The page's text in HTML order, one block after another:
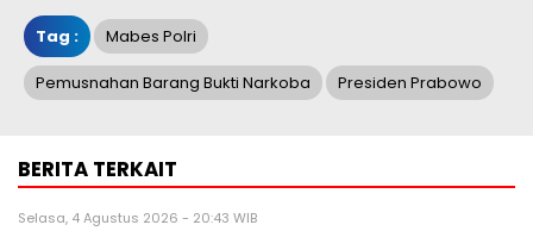
Tag : Mabes Polri
Pemusnahan Barang Bukti Narkoba Presiden Prabowo
BERITA TERKAIT
Selasa, 4 Agustus 2026 - 20:43 WIB